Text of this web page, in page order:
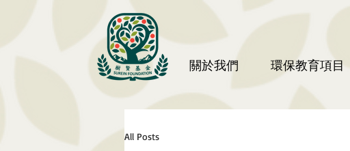
關於我們 環保教育項目
All Posts